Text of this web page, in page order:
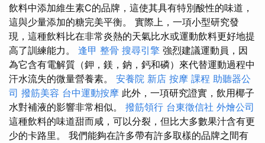
飲料中添加維生素C的品牌，這使其具有特別酸性的味道，
這與少量添加的糖完美平衡。 實際上，一項小型研究發
現，這種飲料比在非常炎熱的天氣比水或運動飲料更好地提
高了訓練能力。 逢甲 整骨 搜尋引擎 強烈建議運動員，因
為它含有電解質（鉀，鎂，鈉，鈣和磷）來代替運動過程中
汗水流失的微量營養素。 安養院 新店 按摩 課程 助聽器公
司 撥筋美容 台中運動按摩 此外，一項研究證實，飲用椰子
水對補液的影響非常相似。 撥筋領行 台東徵信社 外燴公司
這種飲料的味道甜而咸，可以分裂，但比大多數果汁含有更
少的卡路里。 我們能夠在許多帶有許多取樣的品牌之間有